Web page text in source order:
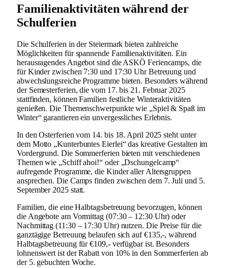
Familienaktivitäten während der
Schulferien
Die Schulferien in der Steiermark bieten zahlreiche
Möglichkeiten für spannende Familienaktivitäten. Ein
herausragendes Angebot sind die ASKÖ Feriencamps, die
für Kinder zwischen 7:30 und 17:30 Uhr Betreuung und
abwechslungsreiche Programme bieten. Besonders während
der Semesterferien, die vom 17. bis 21. Februar 2025
stattfinden, können Familien festliche Winteraktivitäten
genießen. Die Themenschwerpunkte wie „Spiel & Spaß im
Winter“ garantieren ein unvergessliches Erlebnis.
In den Osterferien vom 14. bis 18. April 2025 steht unter
dem Motto „Kunterbuntes Eierlei“ das kreative Gestalten im
Vordergrund. Die Sommerferien bieten mit verschiedenen
Themen wie „Schiff ahoi!“ oder „Dschungelcamp“
aufregende Programme, die Kinder aller Altersgruppen
ansprechen. Die Camps finden zwischen dem 7. Juli und 5.
September 2025 statt.
Familien, die eine Halbtagsbetreuung bevorzugen, können
die Angebote am Vormittag (07:30 – 12:30 Uhr) oder
Nachmittag (11:30 – 17:30 Uhr) nutzen. Die Preise für die
ganztägige Betreuung belaufen sich auf €135,-, während
Halbtagsbetreuung für €109,- verfügbar ist. Besonders
lohnenswert ist der Rabatt von 10% in den Sommerferien ab
der 5. gebuchten Woche.